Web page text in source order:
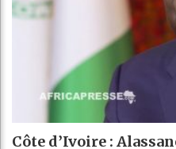
Côte d’Ivoire :